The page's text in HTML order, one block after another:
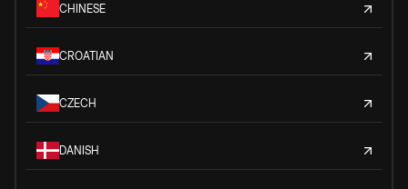
CHINESE
CROATIAN
CZECH
DANISH